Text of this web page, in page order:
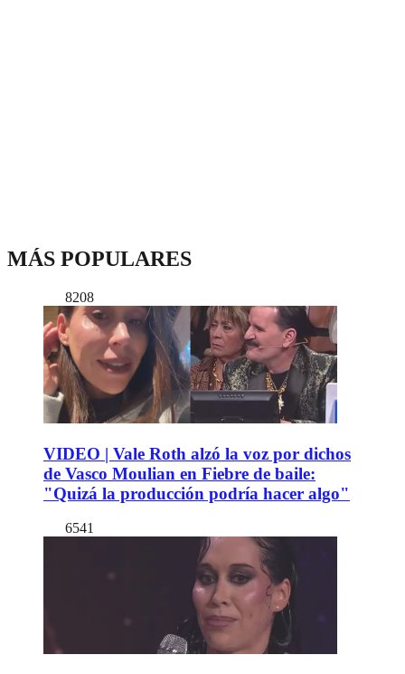
MÁS POPULARES
8208
VIDEO | Vale Roth alzó la voz por dichos
de Vasco Moulian en Fiebre de baile:
"Quizá la producción podría hacer algo"
6541